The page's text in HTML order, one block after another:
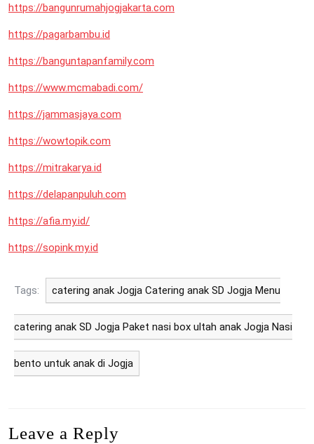
https://bangunrumahjogjakarta.com
https://pagarbambu.id
https://banguntapanfamily.com
https://www.mcmabadi.com/
https://jammasjaya.com
https://wowtopik.com
https://mitrakarya.id
https://delapanpuluh.com
https://afia.my.id/
https://sopink.my.id
Tags: catering anak Jogja Catering anak SD Jogja Menu
catering anak SD Jogja Paket nasi box ultah anak Jogja Nasi
bento untuk anak di Jogja
Leave a Reply